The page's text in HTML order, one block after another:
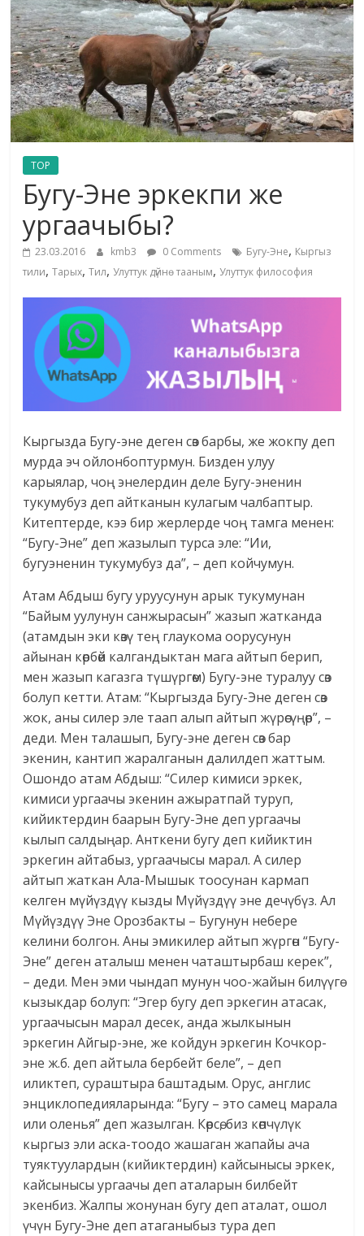
жана
адабияты
TOP
Бугу-Эне эркекпи же
ургаачыбы?
23.03.2016 kmb3 0 Comments Бугу-Эне, Кыргыз
тили,Тарых,Тил, Улуттук дүйнө тааным, Улуттук философия
Кыргызда Бугу-эне деген сөз барбы, же жокпу деп
мурда эч ойлонбоптурмун. Бизден улуу
карыялар, чоң энелердин деле Бугу-эненин
тукумубуз деп айтканын кулагым чалбаптыр.
Китептерде, кээ бир жерлерде чоң тамга менен:
“Бугу-Эне” деп жазылып турса эле: “Ии,
бугуэненин тукумубуз да”, – деп койчумун.
Атам Абдыш бугу уруусунун арык тукумунан
“Байым уулунун санжырасын” жазып жатканда
(атамдын эки көзү тең глаукома оорусунун
айынан көрбөй калгандыктан мага айтып берип,
мен жазып кагазга түшүргөм) Бугу-эне туралуу сөз
болуп кетти. Атам: “Кыргызда Бугу-Эне деген сөз
жок, аны силер эле таап алып айтып жүрөсүңөр”, –
деди. Мен талашып, Бугу-эне деген сөз бар
экенин, кантип жаралганын далилдеп жаттым.
Ошондо атам Абдыш: “Силер кимиси эркек,
кимиси ургаачы экенин ажыратпай туруп,
кийиктердин баарын Бугу-Эне деп ургаачы
кылып салдыңар. Анткени бугу деп кийиктин
эркегин айтабыз, ургаачысы марал. А силер
айтып жаткан Ала-Мышык тоосунан кармап
келген мүйүздүү кызды Мүйүздүү эне дечүбүз. Ал
Мүйүздүү Эне Орозбакты – Бугунун небере
келини болгон. Аны эмикилер айтып жүргөн “Бугу-
Эне” деген аталыш менен чаташтырбаш керек”,
– деди. Мен эми чындап мунун чоо-жайын билүүгө
кызыкдар болуп: “Эгер бугу деп эркегин атасак,
ургаачысын марал десек, анда жылкынын
эркегин Айгыр-эне, же койдун эркегин Кочкор-
эне ж.б. деп айтыла бербейт беле”, – деп
иликтеп, сураштыра баштадым. Орус, англис
энциклопедияларында: “Бугу – это самец марала
или оленья” деп жазылган. Көрсө, биз көпчүлүк
кыргыз эли аска-тоодо жашаган жапайы ача
туяктуулардын (кийиктердин) кайсынысы эркек,
кайсынысы ургаачы деп аталарын билбейт
экенбиз. Жалпы жонунан бугу деп аталат, ошол
үчүн Бугу-Эне деп атаганыбыз тура деп